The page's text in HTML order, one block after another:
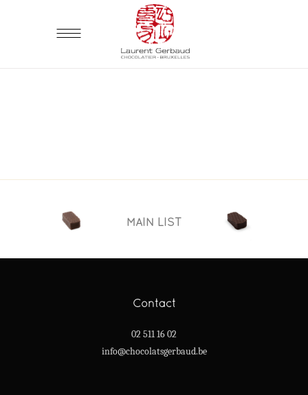
MAIN LIST
Contact
02 511 16 02
info@chocolatsgerbaud.be